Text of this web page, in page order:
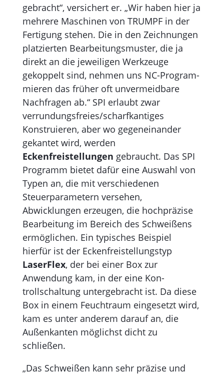
gebracht“, versichert er. „Wir haben hier ja
mehrere Maschinen von TRUMPF in der
Fertigung stehen. Die in den Zeichnungen
platzierten Bear­beitungsmuster, die ja
direkt an die jeweiligen Werkzeuge
gekoppelt sind, nehmen uns NC-Pro­gram­
mieren das früher oft unvermeidbare
Nachfragen ab.“ SPI erlaubt zwar
verrundungsfreies/scharfkantiges
Konstruieren, aber wo gegeneinander
gekantet wird, werden
Eckenfreistellungen ge­­braucht. Das SPI
Programm bietet dafür eine Auswahl von
Typen an, die mit verschiedenen
Steuerpa­rametern versehen,
Abwicklungen erzeugen, die hochpräzise
Bear­beitung im Bereich des Schweißens
ermöglichen. Ein typisches Beispiel
hierfür ist der Eckenfreistellungstyp
LaserFlex, der bei einer Box zur
Anwendung kam, in der eine Kon­
trollschaltung untergebracht ist. Da diese
Box in einem Feuchtraum eingesetzt wird,
kam es unter anderem darauf an, die
Außenkanten möglichst dicht zu
schließen.
„Das Schweißen kann sehr präzise und